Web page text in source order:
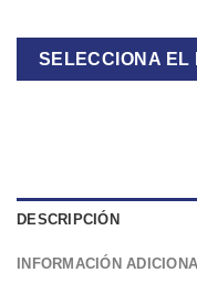
SELECCIONA EL
DESCRIPCIÓN
INFORMACIÓN